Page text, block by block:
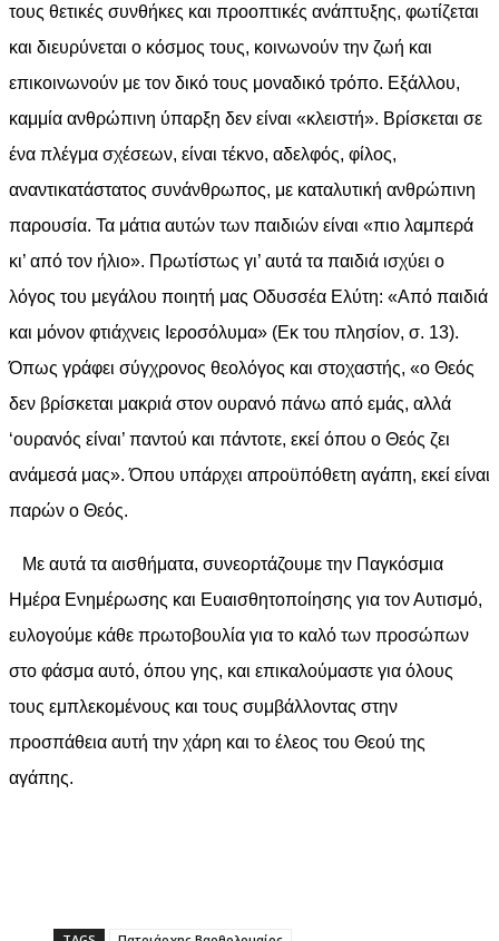
τους θετικές συνθήκες και προοπτικές ανάπτυξης, φωτίζεται
και διευρύνεται ο κόσμος τους, κοινωνούν την ζωή και
επικοινωνούν με τον δικό τους μοναδικό τρόπο. Εξάλλου,
καμμία ανθρώπινη ύπαρξη δεν είναι «κλειστή». Βρίσκεται σε
ένα πλέγμα σχέσεων, είναι τέκνο, αδελφός, φίλος,
αναντικατάστατος συνάνθρωπος, με καταλυτική ανθρώπινη
παρουσία. Τα μάτια αυτών των παιδιών είναι «πιο λαμπερά
κι’ από τον ήλιο». Πρωτίστως γι’ αυτά τα παιδιά ισχύει ο
λόγος του μεγάλου ποιητή μας Οδυσσέα Ελύτη: «Από παιδιά
και μόνον φτιάχνεις Ιεροσόλυμα» (Εκ του πλησίον, σ. 13).
Όπως γράφει σύγχρονος θεολόγος και στοχαστής, «ο Θεός
δεν βρίσκεται μακριά στον ουρανό πάνω από εμάς, αλλά
‘ουρανός είναι’ παντού και πάντοτε, εκεί όπου ο Θεός ζει
ανάμεσά μας». Όπου υπάρχει απροϋπόθετη αγάπη, εκεί είναι
παρών ο Θεός.
Με αυτά τα αισθήματα, συνεορτάζουμε την Παγκόσμια
Ημέρα Ενημέρωσης και Ευαισθητοποίησης για τον Αυτισμό,
ευλογούμε κάθε πρωτοβουλία για το καλό των προσώπων
στο φάσμα αυτό, όπου γης, και επικαλούμαστε για όλους
τους εμπλεκομένους και τους συμβάλλοντας στην
προσπάθεια αυτή την χάρη και το έλεος του Θεού της
αγάπης.